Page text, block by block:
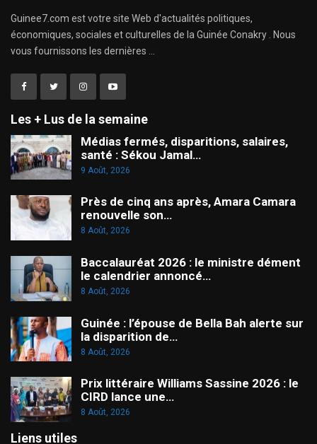
Guinee7.com est votre site Web d'actualités politiques,
économiques, sociales et culturelles de la Guinée Conakry . Nous
vous fournissons les dernières ...
Les + Lus de la semaine
Médias fermés, disparitions, salaires,
santé : Sékou Jamal…
9 Août, 2026
Près de cinq ans après, Amara Camara
renouvelle son…
8 Août, 2026
Baccalauréat 2026 : le ministre dément
le calendrier annoncé…
8 Août, 2026
Guinée : l’épouse de Bella Bah alerte sur
la disparition de…
8 Août, 2026
Prix littéraire Williams Sassine 2026 : le
CIRD lance une…
8 Août, 2026
Liens utiles